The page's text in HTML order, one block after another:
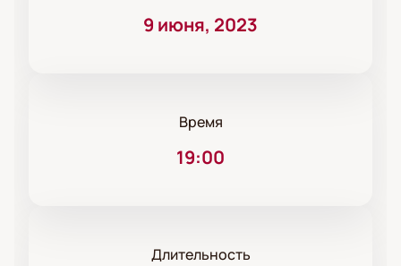
9 июня, 2023
Время
19:00
Длительность